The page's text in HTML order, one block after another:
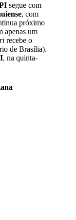
segue com
, com
próximo
apenas um
recebe o
de Brasília).
, na quinta-